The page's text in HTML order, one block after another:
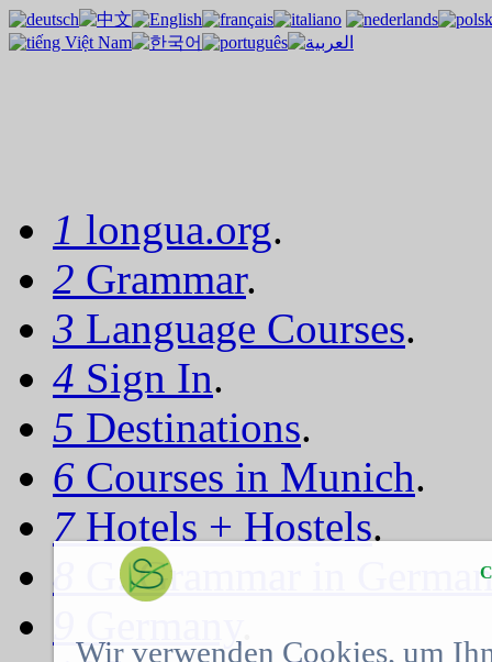
1 longua.org.
2 Grammar.
3 Language Courses.
4 Sign In.
5 Destinations.
6 Courses in Munich.
7 Hotels + Hostels.
8
G. Grammar in
Wir verwenden Cookies, um